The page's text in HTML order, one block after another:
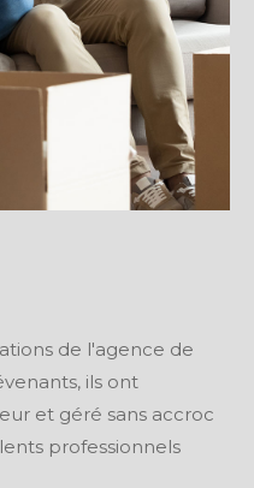
de l'agence de
ils ont
et géré sans accroc
professionnels